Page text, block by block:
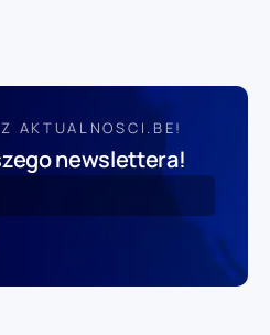
AKTUALNOSCI.BE!
newslettera!